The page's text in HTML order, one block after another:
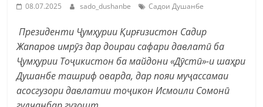
08.07.2025 sado_dushanbe Садои Душанбе
Президенти Ҷумҳурии Қирғизистон Садир
Жапаров имрӯз дар доираи сафари давлатӣ ба
Ҷумҳурии Тоҷикистон ба майдони «Дӯстӣ»-и шаҳри
Душанбе ташриф оварда, дар пояи муҷассамаи
асосгузори давлатии тоҷикон Исмоили Сомонӣ